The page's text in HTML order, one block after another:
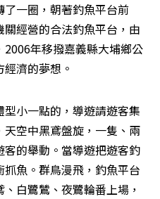
一圈，朝著釣魚平台前
經營的合法釣魚平台，由
年移撥嘉義縣大埔鄉公
濟的夢想。
小一點的，導遊請遊客集
空中黑鳶盤旋，一隻、兩
的舉動。當導遊把遊客釣
魚。群鳥漫飛，釣魚平台
白鷺鷥、夜鷺輪番上場，